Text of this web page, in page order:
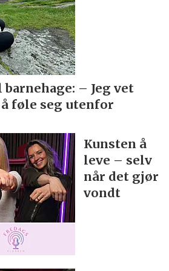
– Jeg vet
føle seg utenfor
Kunsten å
leve – selv
når det gjør
vondt